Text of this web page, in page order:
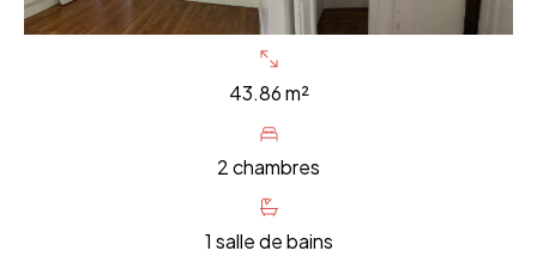
43.86 m²
2 chambres
1 salle de bains